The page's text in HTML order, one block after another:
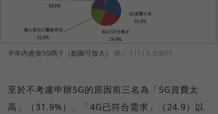
半年內會換5G嗎？（點圖可放大） 圖／ 1111人力銀行
至於不考慮申辦5G的原因前三名為「5G資費太
高」（31.9%）、「4G已符合需求」（24.9）以